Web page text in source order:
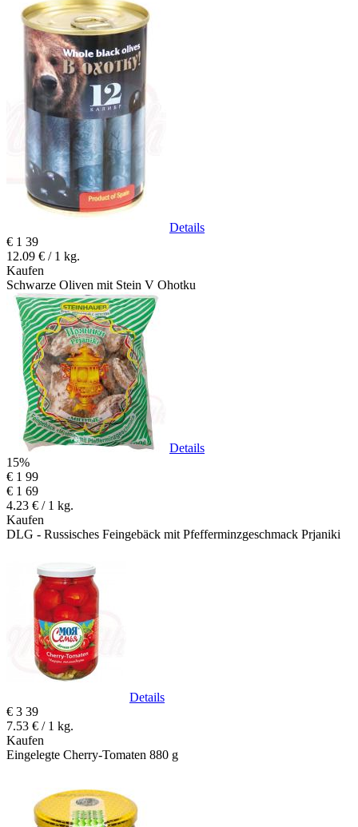
Details
€ 1 39
12.09 € / 1 kg.
Kaufen
Schwarze Oliven mit Stein V Ohotku
Details
15%
€ 1 99
€ 1 69
4.23 € / 1 kg.
Kaufen
DLG - Russisches Feingebäck mit Pfefferminzgeschmack Prjaniki
Details
€ 3 39
7.53 € / 1 kg.
Kaufen
Eingelegte Cherry-Tomaten 880 g